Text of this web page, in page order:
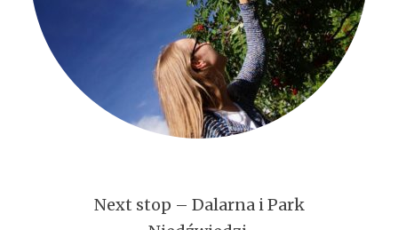
Next stop – Dalarna i Park